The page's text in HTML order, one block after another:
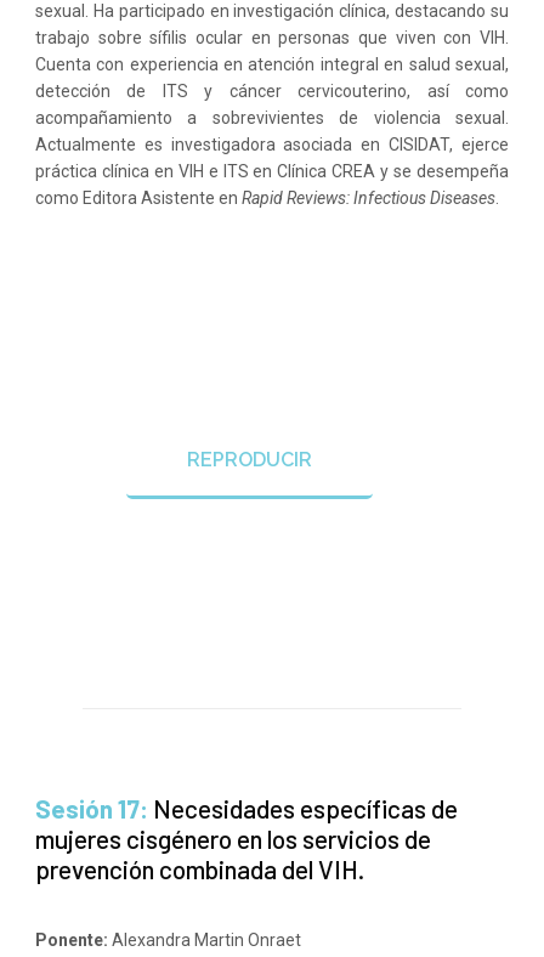
sexual. Ha participado en investigación clínica, destacando su
trabajo sobre sífilis ocular en personas que viven con VIH.
Cuenta con experiencia en atención integral en salud sexual,
detección de ITS y cáncer cervicouterino, así como
acompañamiento a sobrevivientes de violencia sexual.
Actualmente es investigadora asociada en CISIDAT, ejerce
práctica clínica en VIH e ITS en Clínica CREA y se desempeña
como Editora Asistente en Rapid Reviews: Infectious Diseases.
REPRODUCIR
Sesión 17: Necesidades específicas de
mujeres cisgénero en los servicios de
prevención combinada del VIH.
Ponente: Alexandra Martin Onraet